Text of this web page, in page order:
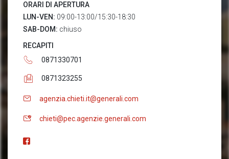
ORARI DI APERTURA
LUN-VEN: 09:00-13:00/15:30-18:30
SAB-DOM: chiuso
RECAPITI
0871330701
0871323255
agenzia.chieti.it@generali.com
chieti@pec.agenzie.generali.com